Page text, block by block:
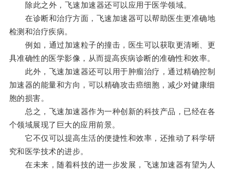
除此之外，飞速加速器还可以应用于医学领域。
在诊断和治疗方面，飞速加速器可以帮助医生更准确地
检测和治疗疾病。
例如，通过加速粒子的撞击，医生可以获取更清晰、更
具准确性的医学影像，从而提高疾病诊断的准确性和效率。
此外，飞速加速器还可以用于肿瘤治疗，通过精确控制
加速器的能量和方向，可以精确攻击癌细胞，减少对健康细
胞的损害。
总之，飞速加速器作为一种创新的科技产品，已经在各
个领域展现了巨大的应用前景。
它不仅可以提高生活的便捷性和效率，还推动了科学研
究和医学技术的进步。
在未来，随着科技的进一步发展，飞速加速器有望为人